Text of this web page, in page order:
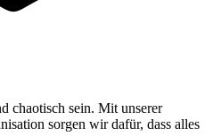
chaotisch sein. Mit unserer
sorgen wir dafür, dass alles